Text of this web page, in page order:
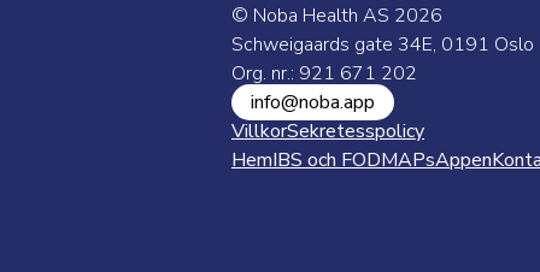
© Noba Health AS 2026
Schweigaards gate 34E, 0191 Oslo
Org. nr.: 921 671 202
info@noba.app
VillkorSekretesspolicy
HemIBS och FODMAPsAppen